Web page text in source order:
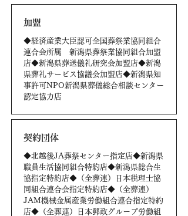
加盟
◆経済産業大臣認可全国葬祭業協同組合
連合会所属 新潟県葬祭業協同組合加盟
店◆新潟県葬送儀礼研究会加盟店◆新潟
県葬礼サービス協議会加盟店◆新潟県知
事許可NPO新潟県葬儀総合相談センター
認定協力店
契約団体
◆北越後JA葬祭センター指定店◆新潟県
職員生活協同組合特約店◆新潟県総合生
協指定特約店◆（全葬連）日本税理士協
同組合連合会指定特約店◆（全葬連）
JAM機械金属産業労働組合連合指定特約
店◆（全葬連）日本郵政グループ労働組